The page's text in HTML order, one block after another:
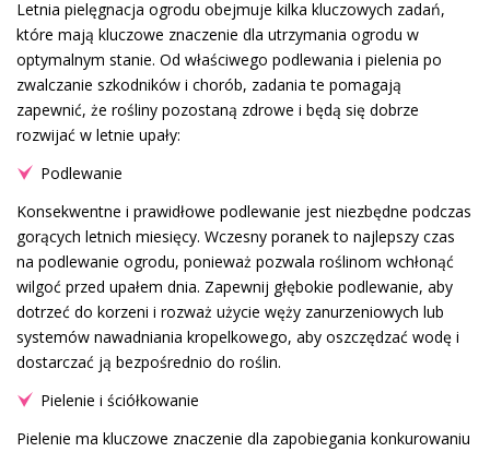
Letnia pielęgnacja ogrodu obejmuje kilka kluczowych zadań,
które mają kluczowe znaczenie dla utrzymania ogrodu w
optymalnym stanie. Od właściwego podlewania i pielenia po
zwalczanie szkodników i chorób, zadania te pomagają
zapewnić, że rośliny pozostaną zdrowe i będą się dobrze
rozwijać w letnie upały:
Podlewanie
Konsekwentne i prawidłowe podlewanie jest niezbędne podczas
gorących letnich miesięcy. Wczesny poranek to najlepszy czas
na podlewanie ogrodu, ponieważ pozwala roślinom wchłonąć
wilgoć przed upałem dnia. Zapewnij głębokie podlewanie, aby
dotrzeć do korzeni i rozważ użycie węży zanurzeniowych lub
systemów nawadniania kropelkowego, aby oszczędzać wodę i
dostarczać ją bezpośrednio do roślin.
Pielenie i ściółkowanie
Pielenie ma kluczowe znaczenie dla zapobiegania konkurowaniu